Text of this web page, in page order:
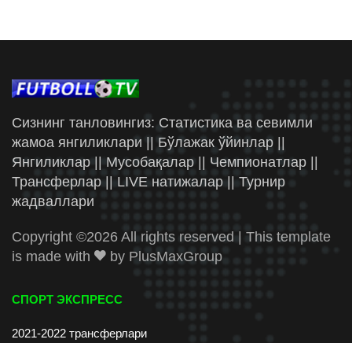
Сизнинг танловингиз: Статистика ва севимли
жамоа янгиликлари || Бўлажак ўйинлар ||
Янгиликлар || Мусобақалар || Чемпионатлар ||
Трансферлар || LIVE натижалар || Турнир
жадваллари
Copyright ©2026 All rights reserved | This template
is made with
by PlusMaxGroup
СПОРТ ЭКСПРЕСС
2021-2022 трансферлари